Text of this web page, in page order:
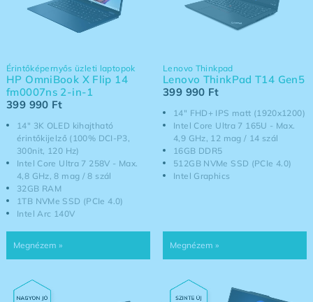
14" 3K OLED kihajtható
érintőkijelző (100% DCI-P3,
300nit, 120 Hz)
Intel Core Ultra 7 258V - Max.
4,8 GHz, 8 mag / 8 szál
32GB RAM
1TB NVMe SSD (PCIe 4.0)
Intel Arc 140V
Érintőképernyős üzleti laptopok
HP OmniBook X Flip 14
fm0007ns 2-in-1
399 990 Ft
14" FHD+ IPS matt (1920x1200)
Intel Core Ultra 7 165U - Max.
4,9 GHz, 12 mag / 14 szál
16GB DDR5
512GB NVMe SSD (PCIe 4.0)
Intel Graphics
Lenovo Thinkpad
Lenovo ThinkPad T14 Gen5
399 990 Ft